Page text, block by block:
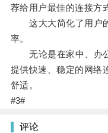
荐给用户最佳的连接方
这大大简化了用户的
率。
无论是在家中、办公
提供快速、稳定的网络
舒适。
#3#
评论